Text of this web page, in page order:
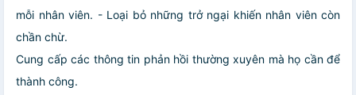
mỗi nhân viên. - Loại bỏ những trở ngại khiến nhân viên còn
chần chừ.
Cung cấp các thông tin phản hồi thường xuyên mà họ cần để
thành công.